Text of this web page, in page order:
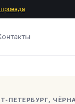
ПЕТЕРБУРГ,